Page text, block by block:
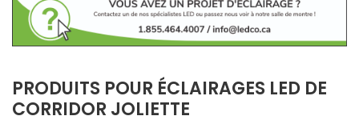
PRODUITS POUR ÉCLAIRAGES LED DE
CORRIDOR JOLIETTE